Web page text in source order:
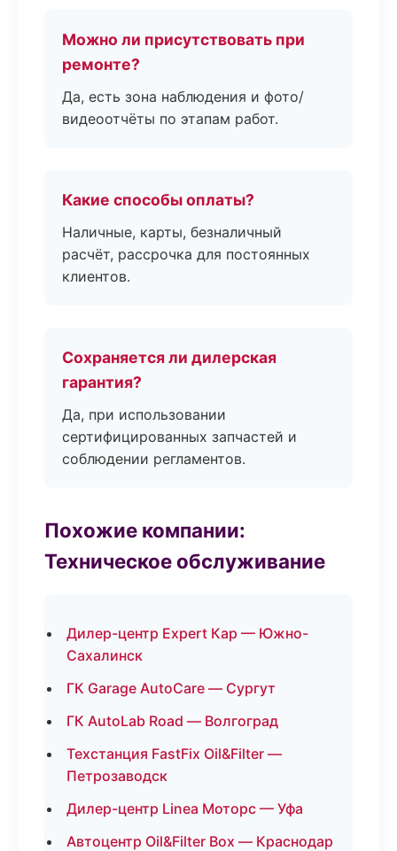
Можно ли присутствовать при
ремонте?
Да, есть зона наблюдения и фото/
видеоотчёты по этапам работ.
Какие способы оплаты?
Наличные, карты, безналичный
расчёт, рассрочка для постоянных
клиентов.
Сохраняется ли дилерская
гарантия?
Да, при использовании
сертифицированных запчастей и
соблюдении регламентов.
Похожие компании:
Техническое обслуживание
Дилер-центр Expert Кар — Южно-
Сахалинск
ГК Garage AutoCare — Сургут
ГК AutoLab Road — Волгоград
Техстанция FastFix Oil&Filter —
Петрозаводск
Дилер-центр Linea Моторс — Уфа
Автоцентр Oil&Filter Box — Краснодар